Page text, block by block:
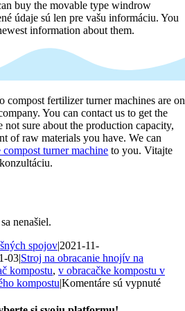
buy the movable type windrow
údaje sú len pre vašu informáciu.You
information about them.
compost fertilizer turner machines are on
.You can contact us to get the
not sure about the production capacity,
of raw materials you have.We can
compost turner machine to you. Vitajte
nenašiel.
spojov|2021-11-
03|Stroj na obracanie hnojív na
kompostu, v obracačke kompostu v
kompostu|Komentáre sú vypnuténa